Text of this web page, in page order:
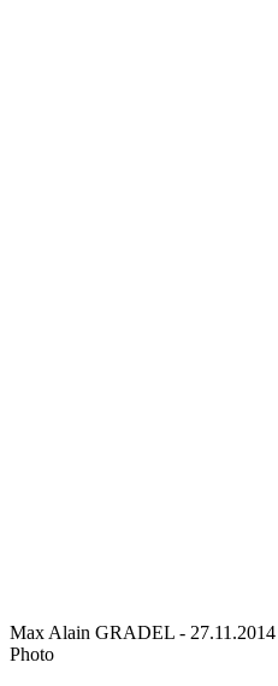
Max Alain GRADEL - 27.11.2014
Photo